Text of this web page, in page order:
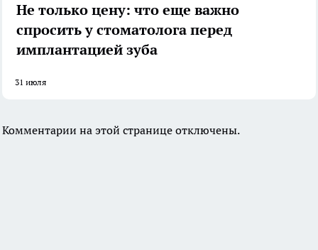
Не только цену: что еще важно
спросить у стоматолога перед
имплантацией зуба
31 июля
Комментарии на этой странице отключены.